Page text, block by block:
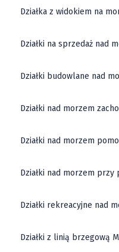
Działka z widokiem na
Działki na sprzedaż nad
Działki budowlane nad
Działki nad morzem
Działki nad morzem
Działki nad morzem przy
Działki rekreacyjne nad
Działki z linią brzegową